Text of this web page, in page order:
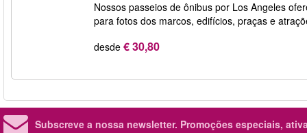
Nossos passeios de ônibus por Los Angeles
para fotos dos marcos, edifícios, praças e
desde € 30,80
Subscreve a nossa newsletter. Promoções especiais,